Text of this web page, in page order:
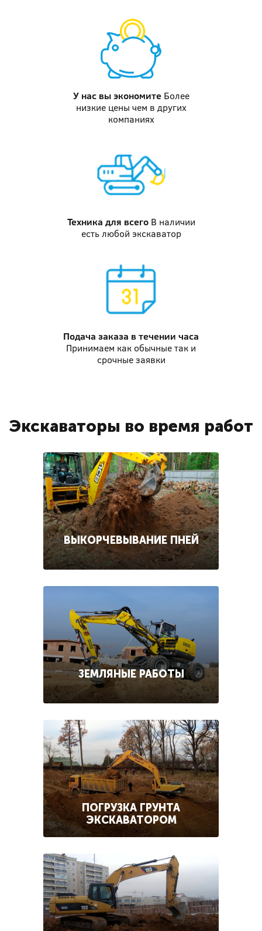
У нас выэкономите Более
низкие цены чем в других
компаниях
Техника для всего В наличии
есть любой экскаватор
Подача заказа в течении часа
Принимаем как обычные так и
срочные заявки
Экскаваторы во время работ
ВЫКОРЧЕВЫВАНИЕ ПНЕЙ
ЗЕМЛЯНЫЕ РАБОТЫ
ПОГРУЗКА ГРУНТА
ЭКСКАВАТОРОМ